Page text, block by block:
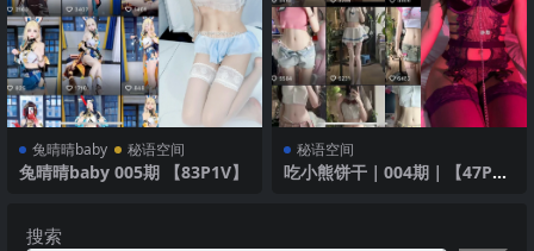
兔晴晴baby 秘语空间
兔晴晴baby 005期 【83P1V】
秘语空间
吃小熊饼干｜004期｜【47P4
搜索